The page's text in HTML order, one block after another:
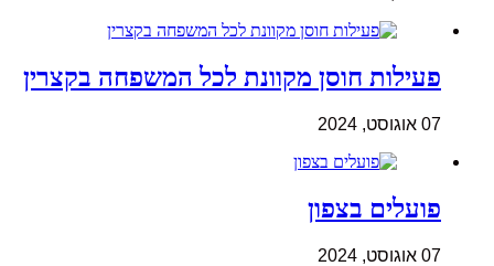
פעילות חוסן מקוונת לכל המשפחה בקצרין
07 אוגוסט, 2024
פועלים בצפון
07 אוגוסט, 2024